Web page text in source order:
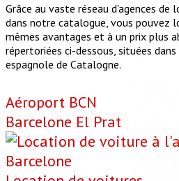
Grâce au vaste réseau d'agences
dans notre catalogue, vous pouvez
mêmes avantages et à un prix plus
répertoriées ci-dessous, situées
espagnole de Catalogne.
Aéroport BCN
Barcelone El Prat